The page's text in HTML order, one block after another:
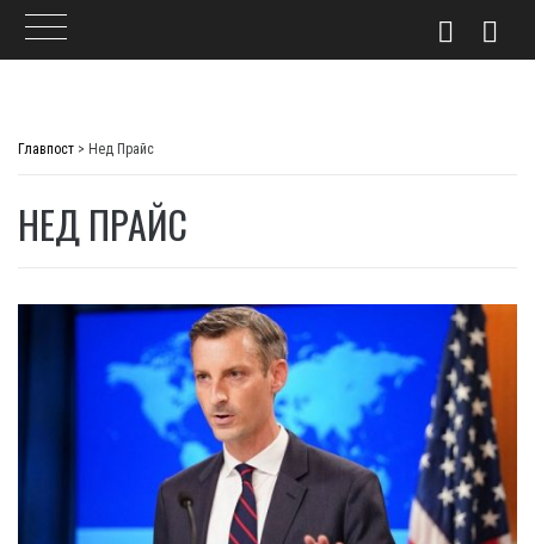
Главпост > Нед Прайс
НЕД ПРАЙС